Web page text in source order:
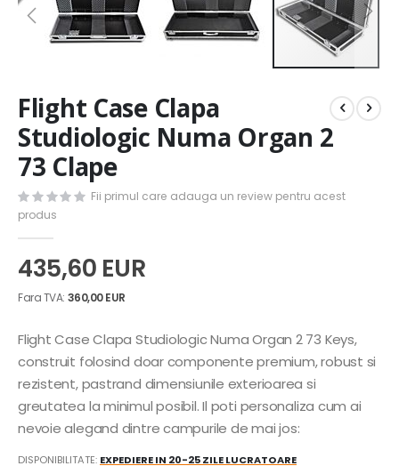
to
the
beginning
of
the
images
gallery
Flight Case Clapa
Studiologic Numa Organ 2
73 Clape
Fii primul care adauga un review pentru acest
produs
435,60 EUR
360,00 EUR
Flight Case Clapa Studiologic Numa Organ 2 73 Keys,
construit folosind doar componente premium, robust si
rezistent, pastrand dimensiunile exterioarea si
greutatea la minimul posibil. Il poti personaliza cum ai
nevoie alegand dintre campurile de mai jos:
DISPONIBILITATE: EXPEDIERE IN 20-25 ZILE LUCRATOARE